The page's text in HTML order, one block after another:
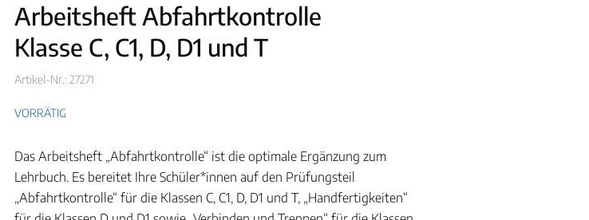
Arbeitsheft Abfahrtkontrolle
Klasse C, C1, D, D1 und T
Artikel-Nr.: 27271
VORRÄTIG
Das Arbeitsheft „Abfahrtkontrolle“ ist die optimale Ergänzung zum
Lehrbuch. Es bereitet Ihre Schüler*innen auf den Prüfungsteil
„Abfahrtkontrolle“ für die Klassen C, C1, D, D1 und T, „Handfertigkeiten“